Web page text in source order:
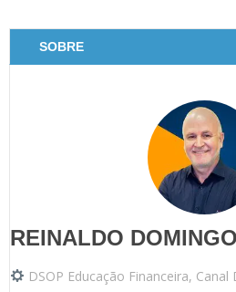
SOBRE
REINALDO
DSOP Educação Financeira,